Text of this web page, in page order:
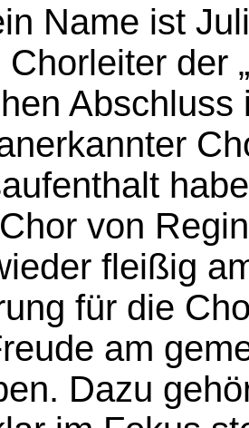
Name ist
der
von
fleißig
für die
am
Dazu